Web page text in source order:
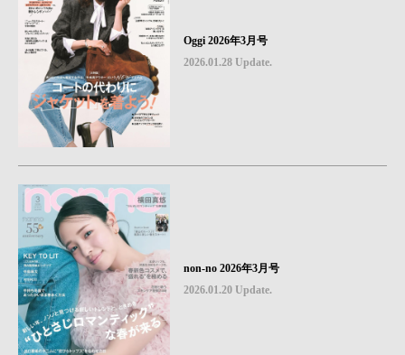
Oggi 2026年3月号
2026.01.28 Update.
non-no 2026年3月号
2026.01.20 Update.